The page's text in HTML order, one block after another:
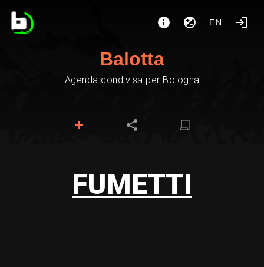
EN
Balotta
Agenda condivisa per Bologna
FUMETTI